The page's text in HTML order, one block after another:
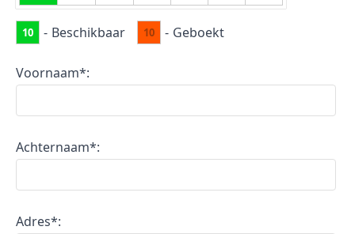
10 - Beschikbaar 10 - Geboekt
Voornaam*:
Achternaam*:
Adres*: